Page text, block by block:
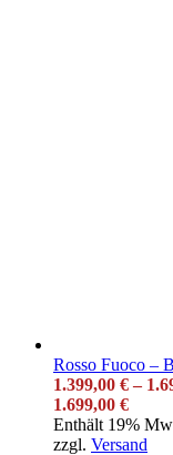
Rosso Fuoco –
1.399,00 € –
1.699,00 €
Enthält 19%
zzgl. Versand